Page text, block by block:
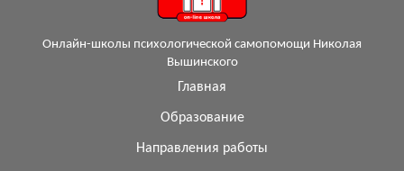
Онлайн-школы психологической самопомощи Николая
Вышинского
Главная
Образование
Направления работы